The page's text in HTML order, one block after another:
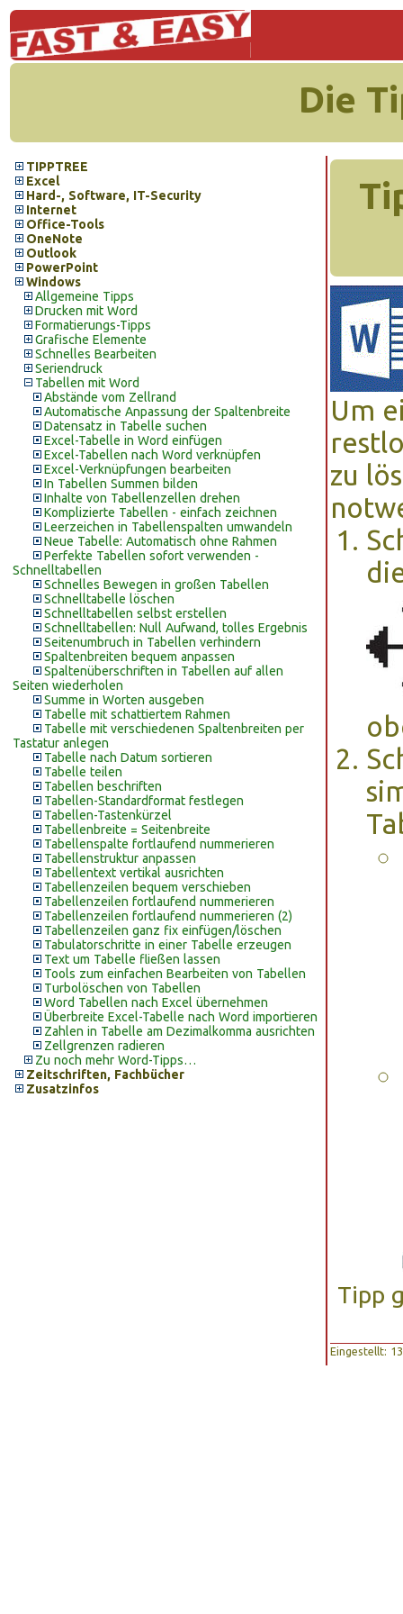
Die
TIPPTREE
Excel
Hard-, Software, IT-Security
Internet
Office-Tools
OneNote
Outlook
PowerPoint
Windows
Allgemeine Tipps
Drucken mit Word
Formatierungs-Tipps
Grafische Elemente
Schnelles Bearbeiten
Seriendruck
Tabellen mit Word
Abstände vom Zellrand
Automatische Anpassung der Spaltenbreite
Datensatz in Tabelle suchen
Excel-Tabelle in Word einfügen
Excel-Tabellen nach Word verknüpfen
Excel-Verknüpfungen bearbeiten
In Tabellen Summen bilden
Inhalte von Tabellenzellen drehen
Komplizierte Tabellen - einfach zeichnen
Leerzeichen in Tabellenspalten umwandeln
Neue Tabelle: Automatisch ohne Rahmen
Perfekte Tabellen sofort verwenden -
Schnelltabellen
Schnelles Bewegen in großen Tabellen
Schnelltabelle löschen
Schnelltabellen selbst erstellen
Schnelltabellen: Null Aufwand, tolles Ergebnis
Seitenumbruch in Tabellen verhindern
Spaltenbreiten bequem anpassen
Spaltenüberschriften in Tabellen auf allen
Seiten wiederholen
Summe in Worten ausgeben
Tabelle mit schattiertem Rahmen
Tabelle mit verschiedenen Spaltenbreiten per
Tastatur anlegen
Tabelle nach Datum sortieren
Tabelle teilen
Tabellen beschriften
Tabellen-Standardformat festlegen
Tabellen-Tastenkürzel
Tabellenbreite = Seitenbreite
Tabellenspalte fortlaufend nummerieren
Tabellenstruktur anpassen
Tabellentext vertikal ausrichten
Tabellenzeilen bequem verschieben
Tabellenzeilen fortlaufend nummerieren
Tabellenzeilen fortlaufend nummerieren (2)
Tabellenzeilen ganz fix einfügen/löschen
Tabulatorschritte in einer Tabelle erzeugen
Text um Tabelle fließen lassen
Tools zum einfachen Bearbeiten von Tabellen
Turbolöschen von Tabellen
Word Tabellen nach Excel übernehmen
Überbreite Excel-Tabelle nach Word importieren
Zahlen in Tabelle am Dezimalkomma ausrichten
Zellgrenzen radieren
Zu noch mehr Word-Tipps…
Zeitschriften, Fachbücher
Zusatzinfos
Um
zu
Tipp
Eingestellt: